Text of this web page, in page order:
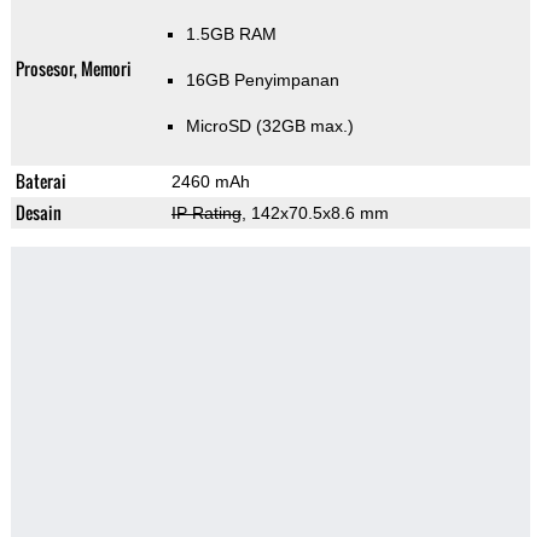
Prosesor, Memori
1.5GB RAM
16GB Penyimpanan
MicroSD (32GB max.)
Baterai 2460 mAh
Desain IP Rating, 142x70.5x8.6 mm